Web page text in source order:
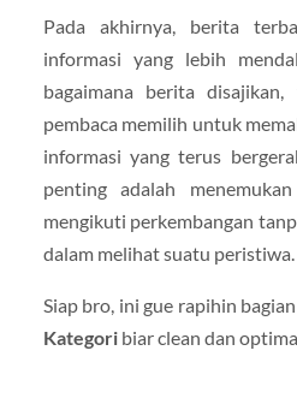
Pada akhirnya, berita
informasi yang lebih
bagaimana berita
pembaca memilih untuk
informasi yang terus
penting adalah
mengikuti perkembangan
dalam melihat suatu peristiwa.
Siap bro, ini gue rapihin bagian
Kategoribiar clean dan